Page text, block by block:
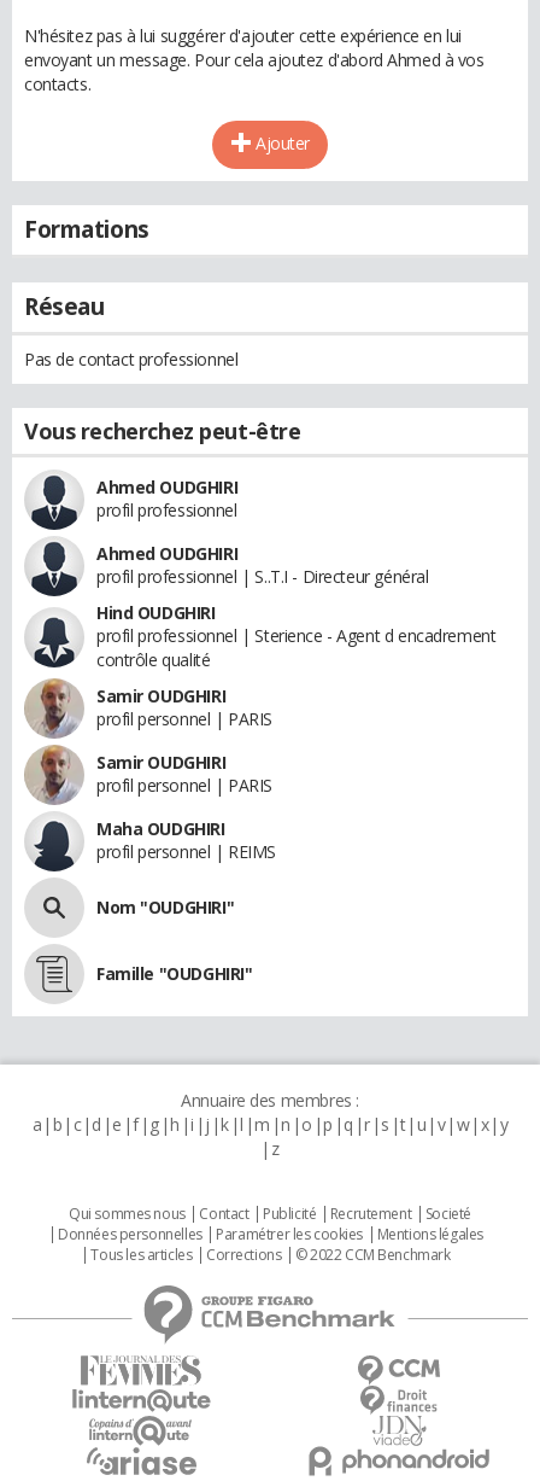
N'hésitez pas à lui suggérer d'ajouter cette expérience en lui
envoyant un message. Pour cela ajoutez d'abord Ahmed à vos
contacts.
Ajouter
Formations
Réseau
Pas de contact professionnel
Vous recherchez peut-être
Ahmed OUDGHIRI
profil professionnel
Ahmed OUDGHIRI
profil professionnel | S..T.I - Directeur général
Hind OUDGHIRI
profil professionnel | Sterience - Agent d encadrement
contrôle qualité
Samir OUDGHIRI
profil personnel | PARIS
Samir OUDGHIRI
profil personnel | PARIS
Maha OUDGHIRI
profil personnel | REIMS
Nom "OUDGHIRI"
Famille "OUDGHIRI"
Annuaire des membres :
a b c d e f g h i j k l m n o p q r s t u v w x y
z
Qui sommes nous Contact Publicité Recrutement
Societé
Données personnelles
Paramétrer les cookies
Mentions légales
Tous les articles
Corrections © 2022 CCM Benchmark